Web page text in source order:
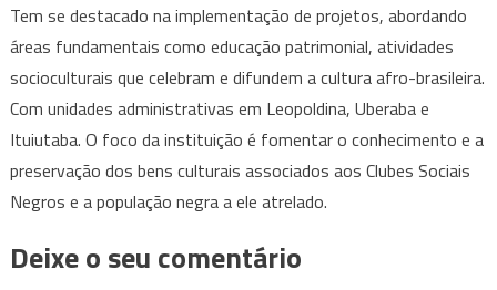
Tem se destacado na implementação de projetos, abordando
áreas fundamentais como educação patrimonial, atividades
socioculturais que celebram e difundem a cultura afro-brasileira.
Com unidades administrativas em Leopoldina, Uberaba e
Ituiutaba. O foco da instituição é fomentar o conhecimento e a
preservação dos bens culturais associados aos Clubes Sociais
Negros e a população negra a ele atrelado.
Deixe o seu comentário